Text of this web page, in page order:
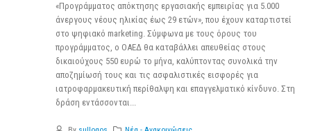
«Προγράμματος απόκτησης εργασιακής εμπειρίας για 5.000
άνεργους νέους ηλικίας έως 29 ετών», που έχουν καταρτιστεί
στο ψηφιακό marketing. Σύμφωνα με τους όρους του
προγράμματος, ο ΟΑΕΔ θα καταβάλλει απευθείας στους
δικαιούχους 550 ευρώ το μήνα, καλύπτοντας συνολικά την
αποζημίωσή τους και τις ασφαλιστικές εισφορές για
ιατροφαρμακευτική περίθαλψη και επαγγελματικό κίνδυνο. Στη
δράση εντάσσονται...